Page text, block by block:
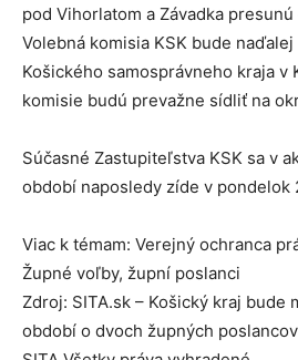
pod Vihorlatom a Závadka
Volebná komisia KSK bude
Košického samosprávneho kraja v
komisie budú prevažne sídliť na
Súčasné Zastupiteľstva KSK sa v
období naposledy zíde v pondelok
Viac k témam: Verejný ochranca
Župné voľby, župní poslanci
Zdroj: SITA.sk – Košický kraj bude
období o dvoch župných